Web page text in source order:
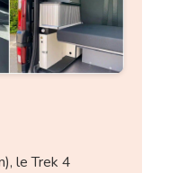
le Trek 4